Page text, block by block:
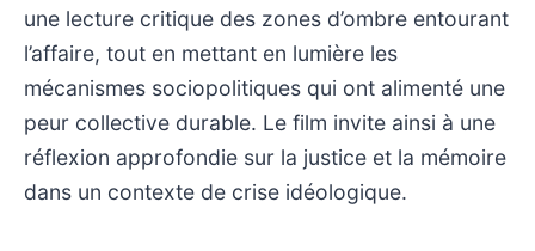
une lecture critique des zones d’ombre entourant
l’affaire, tout en mettant en lumière les
mécanismes sociopolitiques qui ont alimenté une
peur collective durable. Le film invite ainsi à une
réflexion approfondie sur la justice et la mémoire
dans un contexte de crise idéologique.